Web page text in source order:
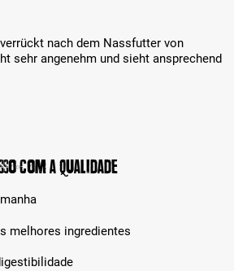
de 5 de 5 estrelas
nach dem Nassfutter von
sehr angenehm und sieht ansprechend
com a qualidade
melhores ingredientes